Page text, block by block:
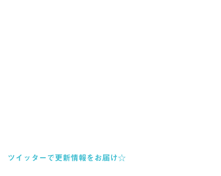
ツイッターで更新情報をお届け☆